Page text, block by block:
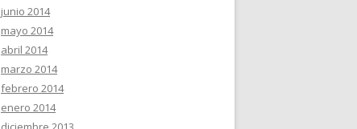
junio 2014
mayo 2014
abril 2014
marzo 2014
febrero 2014
enero 2014